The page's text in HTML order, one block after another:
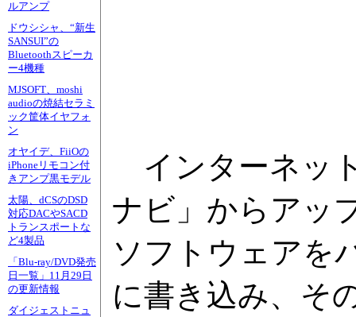
ルアンプ
ドウシシャ、“新生
SANSUI”の
Bluetoothスピーカ
ー4機種
MJSOFT、moshi
audioの焼結セラミ
ック筐体イヤフォ
ン
オヤイデ、FiiOの
iPhoneリモコン付
きアンプ黒モデル
太陽、dCSのDSD
対応DACやSACD
トランスポートな
ど4製品
「Blu-ray/DVD発売
日一覧」11月29日
の更新情報
ダイジェストニュ
インターネッ
ナビ」からアッ
ソフトウェアを
に書き込み、そ